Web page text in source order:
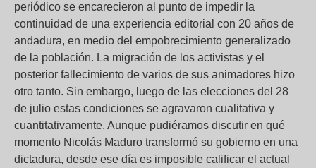
periódico se encarecieron al punto de impedir la
continuidad de una experiencia editorial con 20 años de
andadura, en medio del empobrecimiento generalizado
de la población. La migración de los activistas y el
posterior fallecimiento de varios de sus animadores hizo
otro tanto. Sin embargo, luego de las elecciones del 28
de julio estas condiciones se agravaron cualitativa y
cuantitativamente. Aunque pudiéramos discutir en qué
momento Nicolás Maduro transformó su gobierno en una
dictadura, desde ese día es imposible calificar el actual